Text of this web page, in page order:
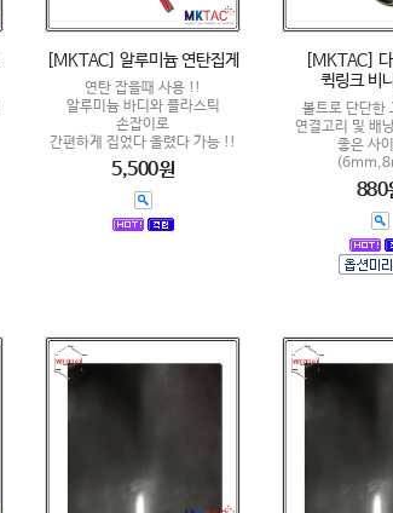
[MKTAC] 알루미늄 연탄집게
연탄 잡을때 사용 !!
알루미늄 바디와 플라스틱
손잡이로
간편하게 집었다 올렸다 가능 !!
5,500원
[MKTAC]
퀵링크 비
볼트로 단단한
연결고리 및 배
좋은 사
880